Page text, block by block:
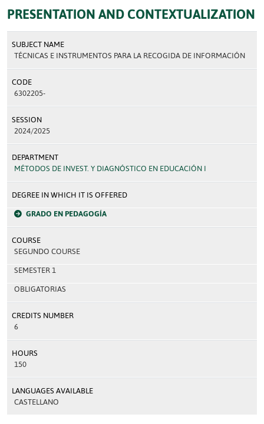
PRESENTATION AND CONTEXTUALIZATION
SUBJECT NAME
TÉCNICAS E INSTRUMENTOS PARA LA RECOGIDA DE INFORMACIÓN
CODE
6302205-
SESSION
2024/2025
DEPARTMENT
MÉTODOS DE INVEST. Y DIAGNÓSTICO EN EDUCACIÓN I
DEGREE IN WHICH IT IS OFFERED
GRADO EN PEDAGOGÍA
COURSE
SEGUNDO COURSE
SEMESTER 1
OBLIGATORIAS
CREDITS NUMBER
6
HOURS
150
LANGUAGES AVAILABLE
CASTELLANO